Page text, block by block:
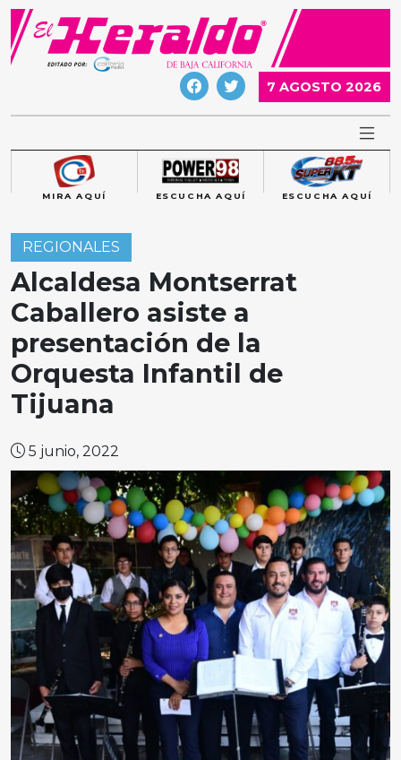
Skip
content
7 AGOSTO 2026
MIRA AQUÍ ESCUCHA AQUÍ ESCUCHA AQUÍ
REGIONALES
Alcaldesa Montserrat
Caballero asiste a
presentación de la
Orquesta Infantil de
Tijuana
5 junio, 2022